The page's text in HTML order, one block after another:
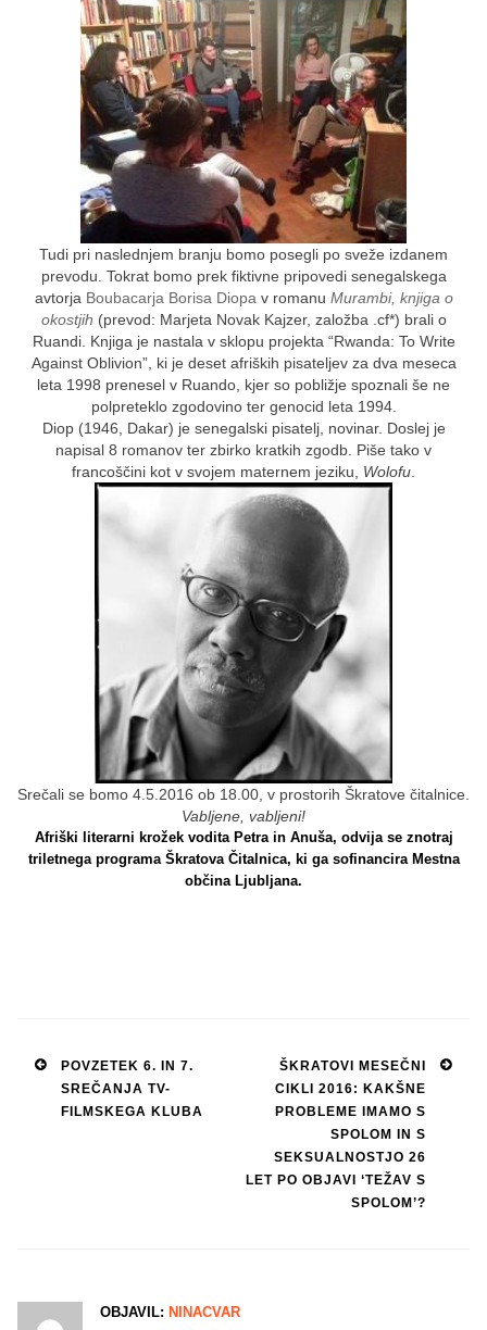
Tudi pri naslednjem branju bomo posegli po sveže izdanem
prevodu. Tokrat bomo prek fiktivne pripovedi senegalskega
avtorja Boubacarja Borisa Diopa v romanu Murambi, knjiga o
okostjih (prevod: Marjeta Novak Kajzer, založba .cf*) brali o
Ruandi. Knjiga je nastala v sklopu projekta “Rwanda: To Write
Against Oblivion”, ki je deset afriških pisateljev za dva meseca
leta 1998 prenesel v Ruando, kjer so pobližje spoznali še ne
polpreteklo zgodovino ter genocid leta 1994.
Diop (1946, Dakar) je senegalski pisatelj, novinar. Doslej je
napisal 8 romanov ter zbirko kratkih zgodb. Piše tako v
francoščini kot v svojem maternem jeziku, Wolofu
Srečali se bomo 4.5.2016 ob 18.00, v prostorih Škratove čitalnice.
Vabljene, vabljeni!
Afriški literarni krožek vodita Petra in Anuša, odvija se znotraj
triletnega programa Škratova Čitalnica, ki ga sofinancira Mestna
občina Ljubljana.
Post
navigation
POVZETEK 6. IN 7.
SREČANJA TV-
FILMSKEGA KLUBA
ŠKRATOVI MESEČNI
CIKLI 2016: KAKŠNE
PROBLEME IMAMO S
SPOLOM IN S
SEKSUALNOSTJO 26
LET PO OBJAVI ‘TEŽAV S
SPOLOM’?
OBJAVIL: NINACVAR